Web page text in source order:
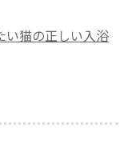
い猫の正しい入浴